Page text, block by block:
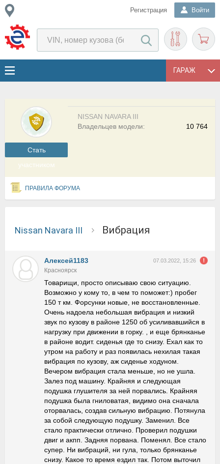
Регистрация Войти
ГАРАЖ
Cтать
участником
NISSAN NAVARA III
10 764
Владельцев модели:
ПРАВИЛА ФОРУМА
Nissan Navara III Вибрация
Алексей1183 07.03.2022, 15:26
Красноярск
Товарищи, просто описываю свою ситуацию.
Возможно у кому то, в чем то поможет:) пробег
150 т км. Форсунки новые, не восстановленные.
Очень надоела небольшая вибрация и низкий
звук по кузову в районе 1250 об усиливавшийся в
нагрузку при движении в горку. , и еще брянканье
в районе водит. сиденья где то снизу. Ехал как то
утром на работу и раз появилась нехилая такая
вибрация по кузову, аж сиденье ходуном.
Вечером вибрация стала меньше, но не ушла.
Залез под машину. Крайняя и следующая
подушка глушителя за ней порвались. Крайняя
подушка была гниловатая, видимо она сначала
оторвалась, создав сильную вибрацию. Потянула
за собой следующую подушку. Заменил. Все
стало практически отлично. Проверил подушки
двиг и акпп. Задняя порвана. Поменял. Все стало
супер. Ни вибраций, ни гула, только брянканье
снизу. Какое то время ездил так. Потом выточил